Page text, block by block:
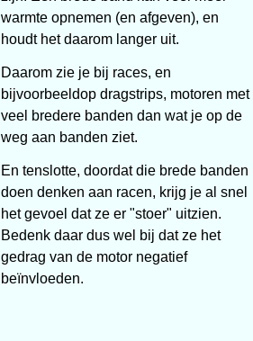
warmte opnemen (en afgeven), en
houdt het daarom langer uit.
Daarom zie je bij races, en
bijvoorbeeldop dragstrips, motoren met
veel bredere banden dan wat je op de
weg aan banden ziet.
En tenslotte, doordat die brede banden
doen denken aan racen, krijg je al snel
het gevoel dat ze er "stoer" uitzien.
Bedenk daar dus wel bij dat ze het
gedrag van de motor negatief
beïnvloeden.